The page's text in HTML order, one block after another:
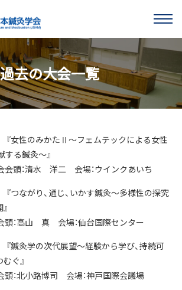
過去の大会一覧
女性のみかたⅡ～フェムテックによる女性
る鍼灸～』
会頭：清水 洋二 会場：ウインクあいち
つながり、通じ、いかす鍼灸〜多様性の探究
頭：高山 真 会場：仙台国際センター
鍼灸学の次代展望〜経験から学び、持続可
ぐ』
頭：北小路博司 会場：神戸国際会議場